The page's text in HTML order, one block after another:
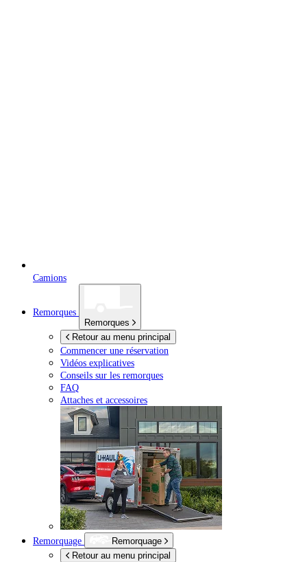
Camions
Remorques
Remorques
Retour au menu principal
Commencer une réservation
Vidéos explicatives
Conseils sur les remorques
FAQ
Attaches et accessoires
Remorquage
Remorquage
Retour au menu principal